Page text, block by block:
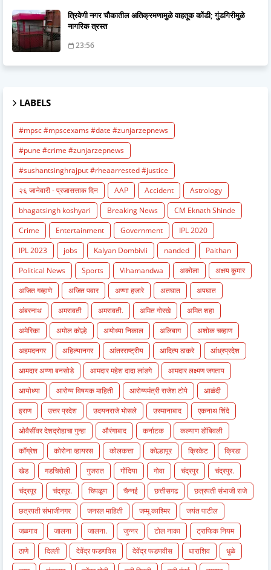
त्रिवेणी नगर चौकातील अतिक्रमणामुळे वाहतूक कोंडी; गुंडगिरीमुळे
नागरिक त्रस्त
23:56
LABELS
#mpsc #mpscexams #date #zunjarzepnews
#pune #crime #zunjarzepnews
#sushantsinghrajput #rheaarrested #justice
२६ जानेवारी - प्रजासत्ताक दिन
AAP Accident
Astrology
bhagatsingh koshyari
Breaking News
CM Eknath Shinde
Crime
Entertainment Government
IPL 2020
IPL 2023
jobs Kalyan Dombivli nanded
Paithan
Political News
Sports Vihamandwa अकोला
अक्षय कुमार
अजित गव्हाणे
अजित पवार अण्णा हजारे अतघात
अपघात
अंबरनाथ
अमरावती अमरावती. अमित गोरखे
अमित शहा
अमेरिका
अमोल कोल्हे अयोध्या निकाल अलिबाग
अशोक चव्हाण
अहमदनगर
अहिल्यानगर आंतरराष्ट्रीय आदित्य ठाकरे
आंध्रप्रदेश
आमदार अण्णा बनसोडे
आमदार महेश दादा लांडगे
आमदार लक्ष्मण जगताप
आयोध्या
आरोग्य विषयक माहिती आरोग्यमंत्री राजेश टोपे
आळंदी
इराण
उत्तर प्रदेश उदयनराजे भोसले उस्मानाबाद
एकनाथ शिंदे
ओवैसींवर देशद्रोहाचा गुन्हा
औरंगाबाद कर्नाटक
कल्याण डोंबिवली
काँग्रेश
कोरोना व्हायरस कोलकत्ता कोल्हापूर क्रिकेट
क्रिडा
खेड
गडचिरोली गुजरात गोंदिया गोवा चंद्रपुर
चंद्रपुर.
चंद्रपूर
चंद्रपूर. चिपळूण चैन्नई छत्तीसगढ
छत्रपती संभाजी राजे
छत्रपती संभाजीनगर
जनरल माहिती जम्मू काश्मिर
जयंत पाटील
जळगाव
जालना जालना. जुन्नर टोल नाका
ट्राफिक नियम
ठाणे
दिल्ली देवेंद्र फडणविस देवेंद्र फडणवीस धाराशिव
धुळे